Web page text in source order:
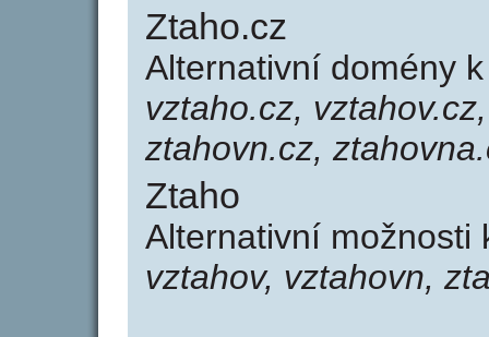
Ztaho.cz
Alternativní domény
vztaho.cz,
ztahovn.cz,
Ztaho
Alternativní
vztahov, vztahovn,